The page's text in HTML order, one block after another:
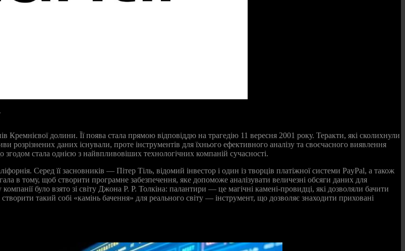
Кремнієвої долини. Її поява стала прямою відповіддю на трагедію 11 вересня 2001 року. Теракти, які сколихнули
даних існували, проте інструментів для їхнього ефективного аналізу та своєчасного виявлення
стала однією з найвпливовіших технологічних компаній сучасності.
Серед її засновників — Пітер Тіль, відомий інвестор і один із творців платіжної системи PayPal, а також
в тому, щоб створити програмне забезпечення, яке допоможе аналізувати величезні обсяги даних для
було взято зі світу Джона Р. Р. Толкіна: палантири — це магічні камені-провидці, які дозволяли бачити
такий собі «камінь бачення» для реального світу — інструмент, що дозволяє знаходити приховані